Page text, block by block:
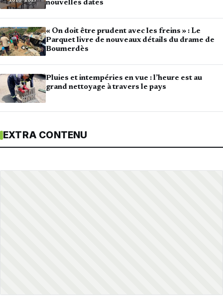
nouvelles dates
« On doit être prudent avec les freins » : Le
Parquet livre de nouveaux détails du drame de
Boumerdès
Pluies et intempéries en vue : l’heure est au
grand nettoyage à travers le pays
EXTRA CONTENU